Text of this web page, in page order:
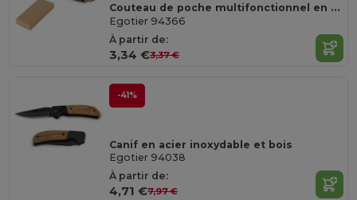
Couteau de poche multifonctionnel en bambou et acier inoxydable avec manche en PU
Egotier 94366
À partir de:
3,34 €3,37 €
-41%
Canif en acier inoxydable et bois
Egotier 94038
À partir de:
4,71 €7,97 €